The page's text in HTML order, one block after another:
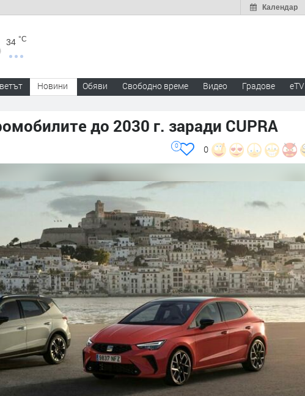
Календар
34 °C
Новини Обяви Свободно време Видео Градове eTV
до 2030 г. заради CUPRA
0
0